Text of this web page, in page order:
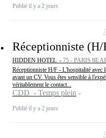
Publié il y a 2 jours
Réceptionniste (H/
HIDDEN HOTEL - 75 - PARIS 8E
Réceptionniste H/F - L'hospitalité avec
avant un CV. Vous êtes sensible à
véritablement le contact...
CDD - Temps plein
Publié il y a 2 jours